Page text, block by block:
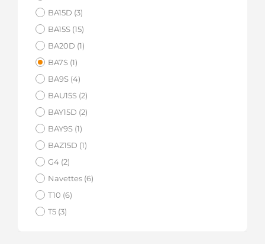
BA15D (3)
BA15S (15)
BA20D (1)
BA7S (1)
BA9S (4)
BAU15S (2)
BAY15D (2)
BAY9S (1)
BAZ15D (1)
G4 (2)
Navettes (6)
T10 (6)
T5 (3)